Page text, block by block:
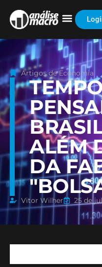
Artigos de Economia
ALÉM
DA
Vitor Wilher 25 de